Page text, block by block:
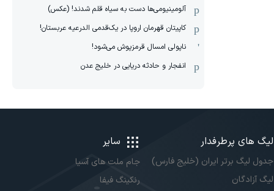
آلومینیومی‌ها دست به سیاه قلم شدند! (عکس)
کاپیتان قهرمان اروپا در یک‌قدمی الدرعیه عربستان!
ناپولی امسال قرمزپوش می‌شود!
انفجار و حادثه دریایی در خلیج عدن
لیگ های پرطرفدار
جدول لیگ برتر ایران (خلیج فارس)
لیگ آزادگان
سایر
جام ملت های آسیا
رنکینگ فیفا